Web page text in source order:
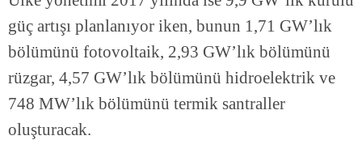
güç artışı planlanıyor iken, bunun 1,71 GW’lık
bölümünü fotovoltaik, 2,93 GW’lık bölümünü
rüzgar, 4,57 GW’lık bölümünü hidroelektrik ve
748 MW’lık bölümünü termik santraller
oluşturacak.